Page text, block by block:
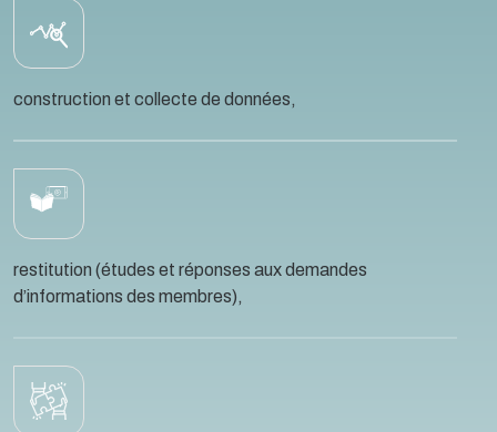
construction et collecte de données,
restitution (études et réponses aux demandes
d’informations des membres),